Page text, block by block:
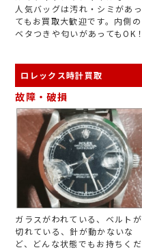
人気バッグは汚れ・シミがあっ
てもお買取大歓迎です。内側の
ベタつきや匂いがあってもOK！
ロレックス時計買取
故障・破損
ガラスがわれている、ベルトが
切れている、針が動かないな
ど、どんな状態でもお持ちくだ